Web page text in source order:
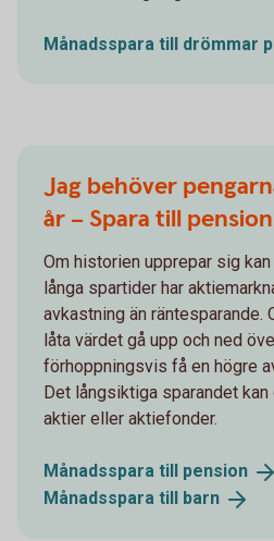
Månadsspara till drömmar
Jag behöver
år – Spara till
Om historien upprepar sig
långa spartider har
avkastning än räntesparande.
låta värdet gå upp och ned
förhoppningsvis få en högre
Det långsiktiga sparandet
aktier eller aktiefonder.
Månadsspara till pension
Månadsspara till barn